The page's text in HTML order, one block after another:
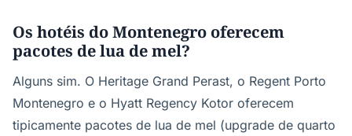
Os hotéis do Montenegro oferecem
pacotes de lua de mel?
Alguns sim. O Heritage Grand Perast, o Regent Porto
Montenegro e o Hyatt Regency Kotor oferecem
tipicamente pacotes de lua de mel (upgrade de quarto